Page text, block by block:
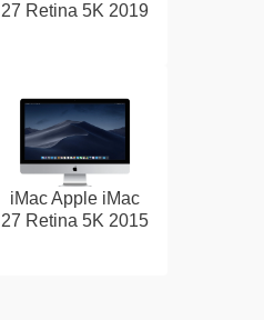
27 Retina 5K 2019
iMac Apple iMac
27 Retina 5K 2015